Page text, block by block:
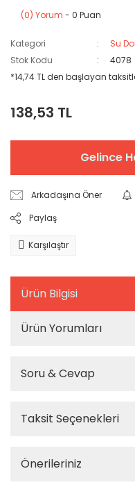
(0) Yorum - 0 Puan
Kategori
Su
Stok Kodu
4078
*14,74 TL den başlayan
138,53 TL
Gelince
Arkadaşına Öner
Paylaş
Karşılaştır
Ürün Bilgisi
Ürün Yorumları
Soru & Cevap
Taksit Seçenekleri
Önerileriniz